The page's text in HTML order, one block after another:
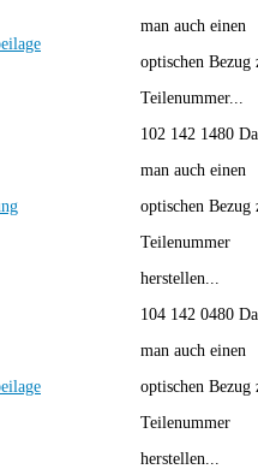
man auch einen
optischen Bezug
Teilenummer...
102 142 1480
man auch einen
optischen Bezug
Teilenummer
herstellen...
104 142 0480
man auch einen
optischen Bezug
Teilenummer
herstellen...